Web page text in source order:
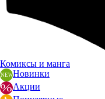
Комиксы и манга
Новинки
Акции